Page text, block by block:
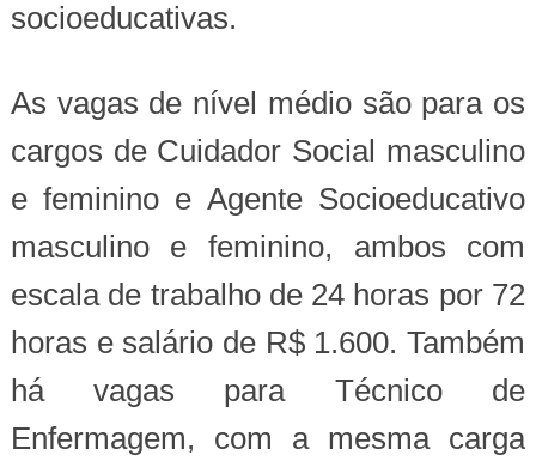
socioeducativas.
As vagas de nível médio são para os
cargos de Cuidador Social masculino
e feminino e Agente Socioeducativo
masculino e feminino, ambos com
escala de trabalho de 24 horas por 72
horas e salário de R$ 1.600. Também
há vagas para Técnico de
Enfermagem, com a mesma carga